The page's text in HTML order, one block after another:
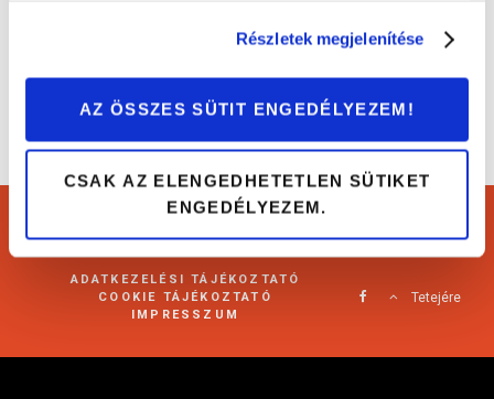
Részletek megjelenítése
AZ ÖSSZES SÜTIT ENGEDÉLYEZEM!
CSAK AZ ELENGEDHETETLEN SÜTIKET
ENGEDÉLYEZEM.
Cartárs Blog 2021
ADATKEZELÉSI TÁJÉKOZTATÓ
COOKIE TÁJÉKOZTATÓ
IMPRESSZUM
Tetejére